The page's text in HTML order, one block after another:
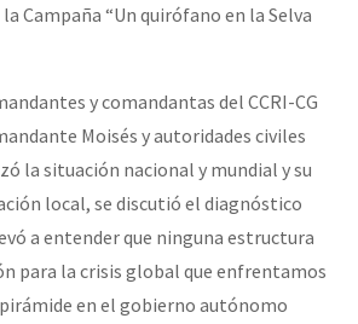
Campaña “Un quirófano en la Selva
y comandantas del CCRI-CG
Moisés y autoridades civiles
la situación nacional y mundial y su
local, se discutió el diagnóstico
a entender que ninguna estructura
para la crisis global que enfrentamos
en el gobierno autónomo